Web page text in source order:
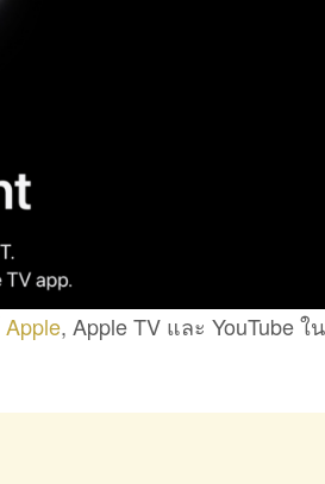
Apple, Apple TV และ YouTube ใ